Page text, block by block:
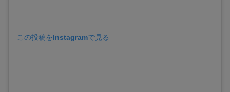
この投稿をInstagramで見る